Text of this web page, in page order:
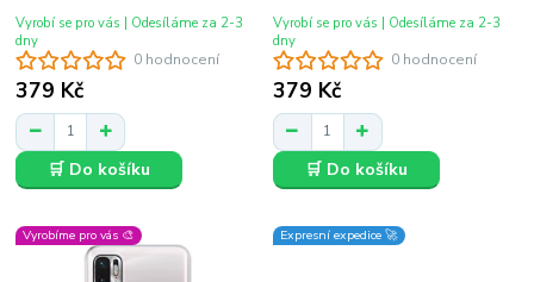
0 hodnocení
379 Kč
Vyrobí se pro vás | Odesíláme za 2-3
dny
🛒 Do košíku
0 hodnocení
379 Kč
Vyrobí se pro vás | Odesíláme za 2-3
dny
🛒 Do košíku
Vyrobíme pro vás 🎨 Expresní expedice 🚀